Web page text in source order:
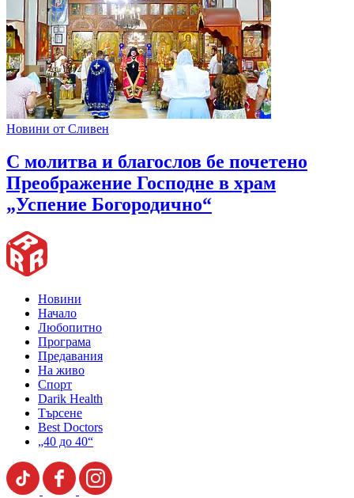
Новини от Сливен
С молитва и благослов бе почетено
Преображение Господне в храм
„Успение Богородично“
Новини
Начало
Любопитно
Програма
Предавания
На живо
Спорт
Darik Health
Търсене
Best Doctors
„40 до 40“